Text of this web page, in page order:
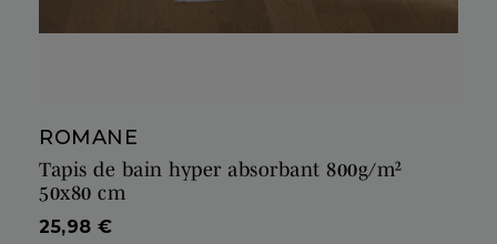
ROMANE
Tapis de bain hyper absorbant 800g/m²
50x80 cm
Prix
25,98 €